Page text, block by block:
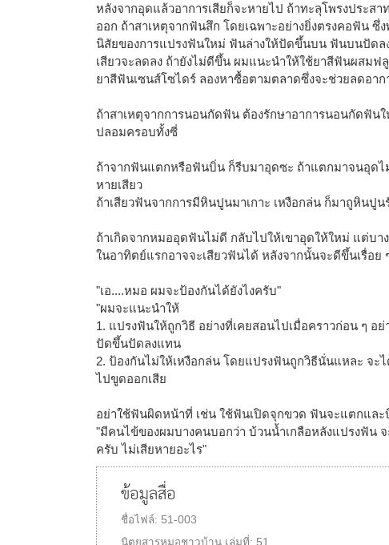
หลังจากอุดแล้วอาการเสียก็จะหายไป ถ้าทะลุโพรงประส
ออก ถ้าสาเหตุจากฟันสึก โดยเฉพาะอย่างยิ่งตรงคอฟัน ซึ่
นิสัยของการแปรงฟันใหม่ ฟันล่างให้ปัดขึ้นบน ฟันบนปัดล
เสียวจะลดลง ถ้ายังไม่ดีขึ้น ผมแนะนำให้ใช้ยาสีฟันผสมฟ
ยาสีฟันเซนส์โซไดร์ ลองหาซื้อตามตลาดซึ่งจะช่วยลดอาก
ถ้าสาเหตุจากการนอนกัดฟัน ต้องรักษาอาการนอนกัดฟัน
ปลอมครอบทั้งซี่
ถ้าจากฟันแตกหรือฟันบิ่น ก็รีบมาอุดซะ ถ้าแตกมาจนอุด
หายเสียว
ถ้าเสียวฟันจากการมีหินปูนมาเกาะ เหงือกล่น ก็มาถูหินปูน
ถ้าเกิดจากหมออุดฟันไม่ดี กลับไปให้เขาอุดให้ใหม่ แต่บ
ในอาทิตย์แรกอาจจะเสียวฟันได้ หลังจากนั้นจะดีขึ้นเรื่อ
"เอ....หมอ ผมจะป้องกันได้ยังไงครับ"
"ผมจะแนะนำให้
1. แปรงฟันให้ถูกวิธี อย่างที่เคยสอนไปเมื่อคราวก่อน ๆ อ
ปัดขึ้นปัดลงแทน
2. ป้องกันไม่ให้เหงือกล่น โดยแปรงฟันถูกวิธีนั่นแหละ จะ
ไปขูดออกเสีย
อย่าใช้ฟันผิดหน้าที่ เช่น ใช้ฟันเปิดจุกขวด ฟันจะแตกและ
"มีคนไข้ของผมบางคนบอกว่า บ้วนน้ำเกลือหลังแปรงฟัน
ครับ ไม่เสียหายอะไร"
ข้อมูลสื่อ
ชื่อไฟล์: 51-003
นิตยสารหมอชาวบ้าน เล่มที่: 51